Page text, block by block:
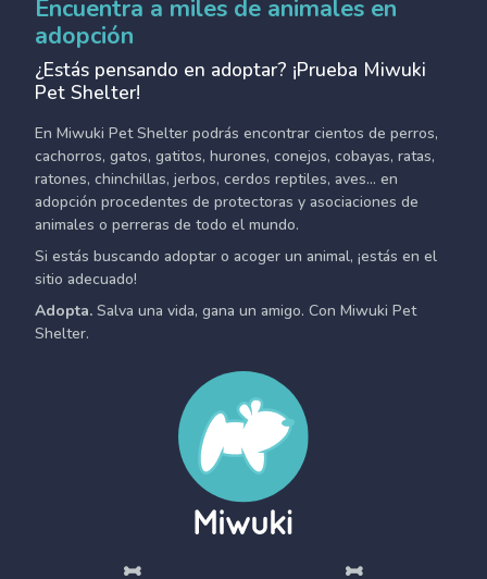
Encuentra a miles de animales en
adopción
¿Estás pensando en adoptar? ¡Prueba Miwuki
Pet Shelter!
En Miwuki Pet Shelter podrás encontrar cientos de perros,
cachorros, gatos, gatitos, hurones, conejos, cobayas, ratas,
ratones, chinchillas, jerbos, cerdos reptiles, aves... en
adopción procedentes de protectoras y asociaciones de
animales o perreras de todo el mundo.
Si estás buscando adoptar o acoger un animal, ¡estás en el
sitio adecuado!
Adopta. Salva una vida, gana un amigo. Con Miwuki Pet
Shelter.